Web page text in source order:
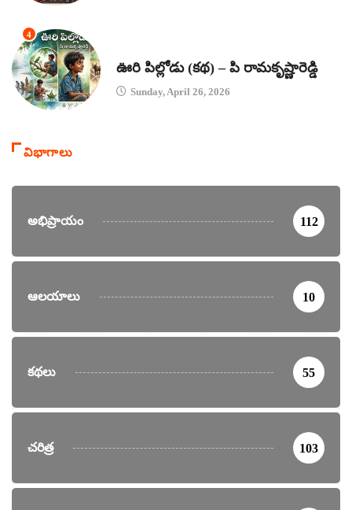
4
ఊరి పిల్లోడు (కథ) – పి రామకృష్ణారెడ్డి
Sunday, April 26, 2026
విభాగాలు
అభిప్రాయం 112
ఆలయాలు 10
కథలు 55
చరిత్ర 103